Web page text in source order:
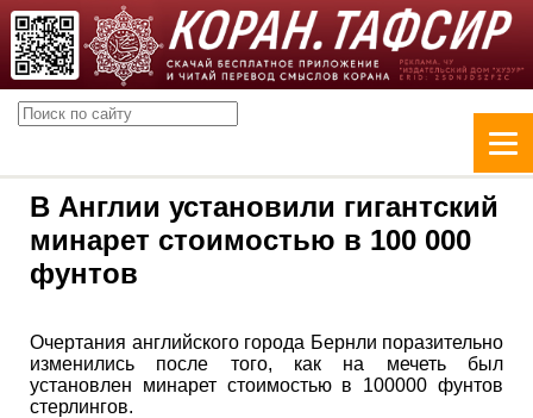
В Англии установили гигантский
минарет стоимостью в 100 000
фунтов
Очертания английского города Бернли поразительно
изменились после того, как на мечеть был
установлен минарет стоимостью в 100000 фунтов
стерлингов.